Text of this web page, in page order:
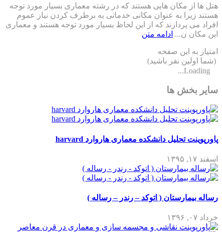
هتل ها از مکان هایی هستند که در رشته معماری بسیار مورد توجه
هستند زیرا به عنوان مکانی خدماتی به برطرف کردن نیاز عموم
افراد می پردازند که از این لحاظ بسیار مورد توجه هستند و معماری
این مکان ن... ادامه متن
امتیاز به این صفحه
(شما اولین نفر باشید)
Loading...
سایر بخش ها
پاورپوینت تحلیل دانشکده معماری هاروارد harvard
اسفند ۱۷, ۱۳۹۵
رساله بیمارستان ( اتوکد – رندر – رساله )
خرداد ۰۷, ۱۳۹۶